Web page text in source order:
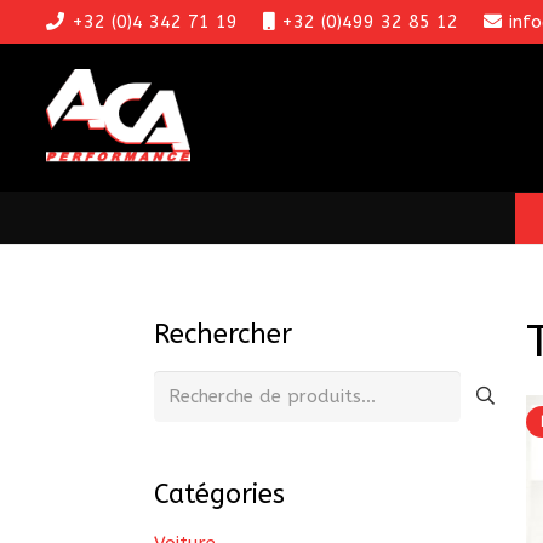
+32 (0)4 342 71 19 +32 (0)499 32 85 12
Rechercher
Recherche
Catégories